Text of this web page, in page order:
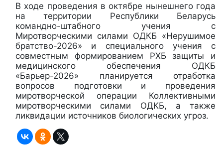
В ходе проведения в октябре нынешнего года
на территории Республики Беларусь
командно-штабного учения с
Миротворческими силами ОДКБ «Нерушимое
братство-2026» и специального учения с
совместным формированием РХБ защиты и
медицинского обеспечения ОДКБ
«Барьер-2026» планируется отработка
вопросов подготовки и проведения
миротворческой операции Коллективными
миротворческими силами ОДКБ, а также
ликвидации источников биологических угроз.